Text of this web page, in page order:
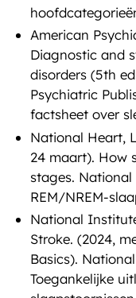
American
Diagnostic and
disorders (5th
Psychiatric
factsheet over
National Heart,
24 maart). How
stages.
REM/NREM-
National
Stroke. (2024,
Basics).
Toegankelijke